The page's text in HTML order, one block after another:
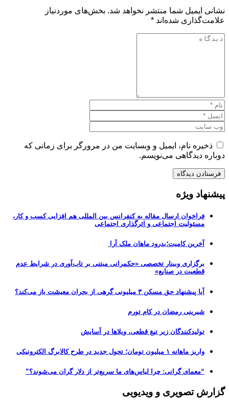
نشانی ایمیل شما منتشر نخواهد شد. بخش‌های موردنیاز
علامت‌گذاری شده‌اند *
ذخیره نام، ایمیل و وبسایت من در مرورگر برای زمانی که
دوباره دیدگاهی می‌نویسم.
پیشنهاد ویژه
فراخوان ارسال مقاله به کنفرانس بین المللی هم افزایی کسب و کار،
مسئولیت اجتماعی و اثرگذاری اجتماعی
آخرین کامیت؛بدرود ماهان ملک آرا
برگزاری وبینار تخصصی «حکمرانی مبتنی بر تاب‌آوری در شرایط عدم
قطعیت در صنایع»
آیا پیشنهاد حق مسکن ۳ میلیونی گرهی از بحران معیشت باز می‌کند؟
شیرینی رمضان در کام تورم
تولیدکنندگان زیر تیغ قطعی، ویلاها در آسایش
واریز ماهانه ۱ میلیون تومان؛ تحول جدید در طرح کالابرگ الکترونیکی
“معمای گرانی: چرا لباس‌های ما سریع‌تر از دلار گران می‌شوند؟”
گزارش تصویری و ویدیویی